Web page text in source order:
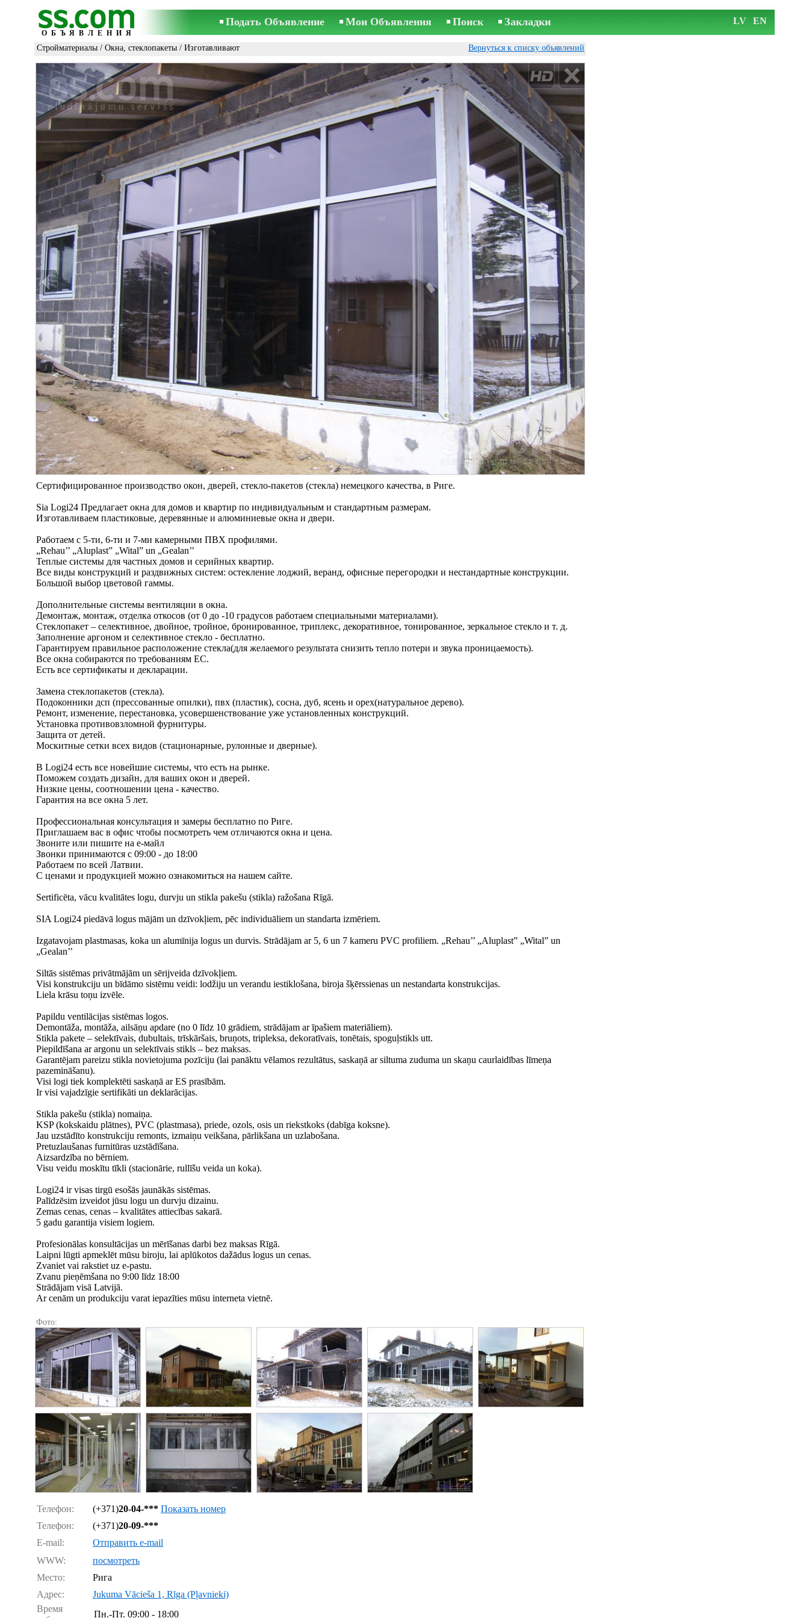
ОБЪЯВЛЕНИЯ
Подать Объявление Мои Объявления Поиск Закладки LV EN
Стройматериалы / Окна, стеклопакеты / Изготавливают Вернуться к списку объявлений
Сертифицированное производство окон, дверей, стекло-пакетов (стекла) немецкого качества, в Риге.
Sia Logi24 Предлагает окна для домов и квартир по индивидуальным и стандартным размерам.
Изготавливаем пластиковые, деревянные и алюминиевые окна и двери.
Работаем с 5-ти, 6-ти и 7-ми камерными ПВХ профилями.
„Rehau’’ „Aluplast” „Wital” un „Gealan’’
Теплые системы для частных домов и серийных квартир.
Все виды конструкций и раздвижных систем: остекление лоджий, веранд, офисные перегородки и нестандартные конструкции.
Большой выбор цветовой гаммы.
Дополнительные системы вентиляции в окна.
Демонтаж, монтаж, отделка откосов (от 0 до -10 градусов работаем специальными материалами).
Стеклопакет – селективное, двойное, тройное, бронированное, триплекс, декоративное, тонированное, зеркальное стекло и т. д.
Заполнение аргоном и селективное стекло - бесплатно.
Гарантируем правильное расположение стекла(для желаемого результата снизить тепло потери и звука проницаемость).
Все окна собираются по требованиям ЕС.
Есть все сертификаты и декларации.
Замена стеклопакетов (стекла).
Подоконники дсп (прессованные опилки), пвх (пластик), сосна, дуб, ясень и орех(натуральное дерево).
Ремонт, изменение, перестановка, усовершенствование уже установленных конструкций.
Установка противовзломной фурнитуры.
Защита от детей.
Москитные сетки всех видов (стационарные, рулонные и дверные).
В Logi24 есть все новейшие системы, что есть на рынке.
Поможем создать дизайн, для ваших окон и дверей.
Низкие цены, соотношении цена - качество.
Гарантия на все окна 5 лет.
Профессиональная консультация и замеры бесплатно по Риге.
Приглашаем вас в офис чтобы посмотреть чем отличаются окна и цена.
Звоните или пишите на е-майл
Звонки принимаются с 09:00 - до 18:00
Работаем по всей Латвии.
С ценами и продукцией можно ознакомиться на нашем сайте.
Sertificēta, vācu kvalitātes logu, durvju un stikla pakešu (stikla) ražošana Rīgā.
SIA Logi24 piedāvā logus mājām un dzīvokļiem, pēc individuāliem un standarta izmēriem.
Izgatavojam plastmasas, koka un alumīnija logus un durvis. Strādājam ar 5, 6 un 7 kameru PVC profiliem. „Rehau’’ „Aluplast” „Wital” un
„Gealan’’
Siltās sistēmas privātmājām un sērijveida dzīvokļiem.
Visi konstrukciju un bīdāmo sistēmu veidi: lodžiju un verandu iestiklošana, biroja šķērssienas un nestandarta konstrukcijas.
Liela krāsu toņu izvēle.
Papildu ventilācijas sistēmas logos.
Demontāža, montāža, ailsāņu apdare (no 0 līdz 10 grādiem, strādājam ar īpašiem materiāliem).
Stikla pakete – selektīvais, dubultais, trīskāršais, bruņots, tripleksa, dekoratīvais, tonētais, spoguļstikls utt.
Piepildīšana ar argonu un selektīvais stikls – bez maksas.
Garantējam pareizu stikla novietojuma pozīciju (lai panāktu vēlamos rezultātus, saskaņā ar siltuma zuduma un skaņu caurlaidības līmeņa
pazemināšanu).
Visi logi tiek komplektēti saskaņā ar ES prasībām.
Ir visi vajadzīgie sertifikāti un deklarācijas.
Stikla pakešu (stikla) nomaiņa.
KSP (kokskaidu plātnes), PVC (plastmasa), priede, ozols, osis un riekstkoks (dabīga koksne).
Jau uzstādīto konstrukciju remonts, izmaiņu veikšana, pārlikšana un uzlabošana.
Pretuzlaušanas furnitūras uzstādīšana.
Aizsardzība no bērniem.
Visu veidu moskītu tīkli (stacionārie, rullīšu veida un koka).
Logi24 ir visas tirgū esošās jaunākās sistēmas.
Palīdzēsim izveidot jūsu logu un durvju dizainu.
Zemas cenas, cenas – kvalitātes attiecības sakarā.
5 gadu garantija visiem logiem.
Profesionālas konsultācijas un mērīšanas darbi bez maksas Rīgā.
Laipni lūgti apmeklēt mūsu biroju, lai aplūkotos dažādus logus un cenas.
Zvaniet vai rakstiet uz e-pastu.
Zvanu pieņēmšana no 9:00 līdz 18:00
Strādājam visā Latvijā.
Ar cenām un produkciju varat iepazīties mūsu interneta vietnē.
Фото:
Телефон: (+371)20-04-*** Показать номер
Телефон:
(+371)20-09-***
E-mail:
Отправить e-mail
WWW:
посмотреть
Место:
Рига
Адрес:
Jukuma Vācieša 1, Rīga (Pļavnieki)
Время
Пн.-Пт. 09:00 - 18:00